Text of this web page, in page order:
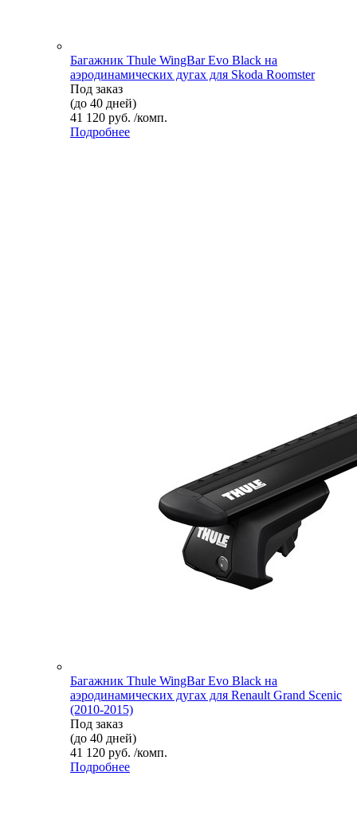
Багажник Thule WingBar Evo Black на
аэродинамических дугах для Skoda Roomster
Под заказ
(до 40 дней)
41 120 руб. /комп.
Подробнее
Багажник Thule WingBar Evo Black на
аэродинамических дугах для Renault Grand Scenic
(2010-2015)
Под заказ
(до 40 дней)
41 120 руб. /комп.
Подробнее